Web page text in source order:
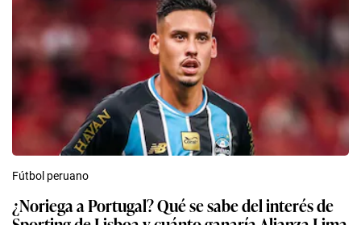
Fútbol peruano
¿Noriega a Portugal? Qué se sabe del interés de